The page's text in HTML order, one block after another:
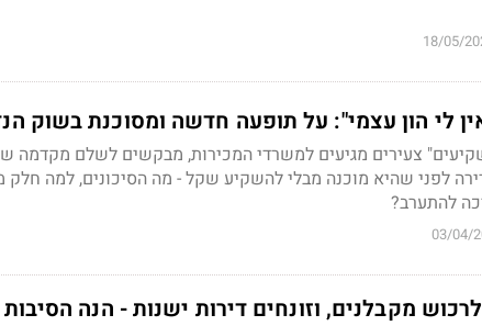
18/05/
לי הון עצמי": על תופעה חדשה ומסוכנת בשוק
לפני שהיא מוכנה מבלי להשקיע שקל - מה הסיכונים, למה חלק
להתערב?
03/04/
מקבלנים, וזונחים דירות ישנות - הנה הסיבות